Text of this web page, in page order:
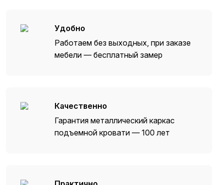
Удобно
Работаем без выходных, при заказе
мебели — бесплатный замер
Качественно
Гарантия металлический каркас
подъемной кровати — 100 лет